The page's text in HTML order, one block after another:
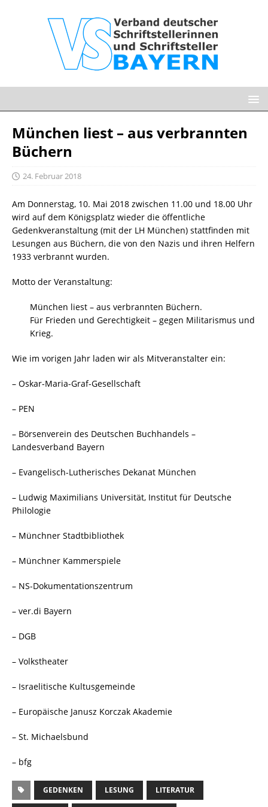
München liest – aus verbrannten
Büchern
24. Februar 2018
Am Donnerstag, 10. Mai 2018 zwischen 11.00 und 18.00 Uhr
wird auf dem Königsplatz wieder die öffentliche
Gedenkveranstaltung (mit der LH München) stattfinden mit
Lesungen aus Büchern, die von den Nazis und ihren Helfern
1933 verbrannt wurden.
Motto der Veranstaltung:
München liest – aus verbrannten Büchern.
Für Frieden und Gerechtigkeit – gegen Militarismus und
Krieg.
Wie im vorigen Jahr laden wir als Mitveranstalter ein:
– Oskar-Maria-Graf-Gesellschaft
– PEN
– Börsenverein des Deutschen Buchhandels –
Landesverband Bayern
– Evangelisch-Lutherisches Dekanat München
– Ludwig Maximilians Universität, Institut für Deutsche
Philologie
– Münchner Stadtbibliothek
– Münchner Kammerspiele
– NS-Dokumentationszentrum
– ver.di Bayern
– DGB
– Volkstheater
– Israelitische Kultusgemeinde
– Europäische Janusz Korczak Akademie
– St. Michaelsbund
– bfg
GEDENKEN LESUNG LITERATUR